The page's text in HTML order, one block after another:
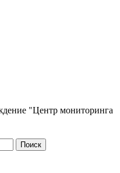
"Центр мониторинга